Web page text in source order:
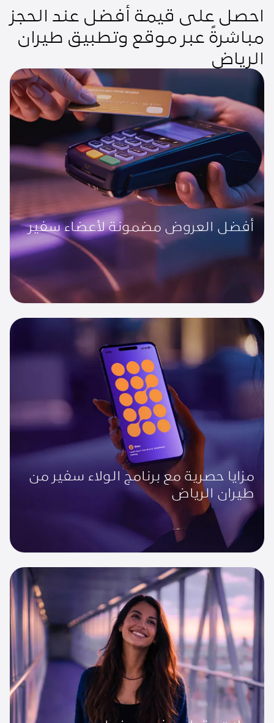
احصل على قيمة أفضل عند الحجز
مباشرةً عبر موقع وتطبيق طيران
الرياض
أفضل العروض مضمونة لأعضاء سفير
مزايا حصرية مع برنامج الولاء سفير من
طيران الرياض